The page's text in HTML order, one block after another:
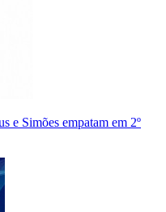
e Simões empatam em 2º